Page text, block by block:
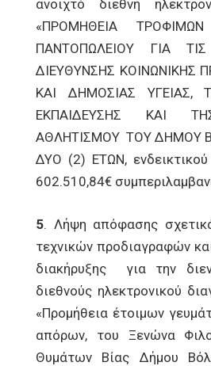
ανοιχτό διεθνή
«ΠΡΟΜΗΘΕΙΑ
ΠΑΝΤΟΠΩΛΕΙΟΥ ΓΙΑ
ΔΙΕΥΘΥΝΣΗΣ ΚΟΙΝΩΝΙΚΗΣ
ΚΑΙ ΔΗΜΟΣΙΑΣ ΥΓΕΙΑΣ,
ΕΚΠΑΙΔΕΥΣΗΣ ΚΑΙ
ΑΘΛΗΤΙΣΜΟΥ ΤΟΥ ΔΗΜΟΥ
ΔΥΟ (2) ΕΤΩΝ,
602.510,84€
5. Λήψη απόφασης
τεχνικών προδιαγραφών
διακήρυξης για την
διεθνούς ηλεκτρονικού
«Προμήθεια έτοιμων
απόρων, του Ξενώνα
Θυμάτων Βίας Δήμου